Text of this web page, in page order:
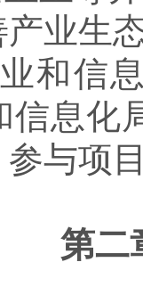
业生
和信
信息化
与项
第